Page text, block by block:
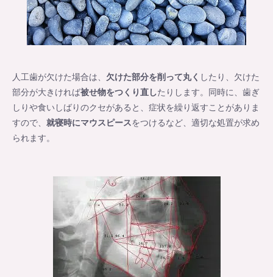
人工歯が欠けた場合は、 欠けた部分を削って丸く したり、欠けた
部分が大きければ被せ物をつくり直したりします。同時に、歯ぎ
しりや食いしばりのクセがあると、症状を繰り返すことがありま
すので、 就寝時にマウスピースをつけるなど、適切な処置が求め
られます。